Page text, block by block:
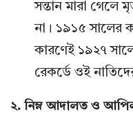
সন্তান মারা গেলে
না। ১৯১৫ সালের
কারণেই ১৯২৭
রেকর্ডে ওই
২. নিম্ন আদালত ও